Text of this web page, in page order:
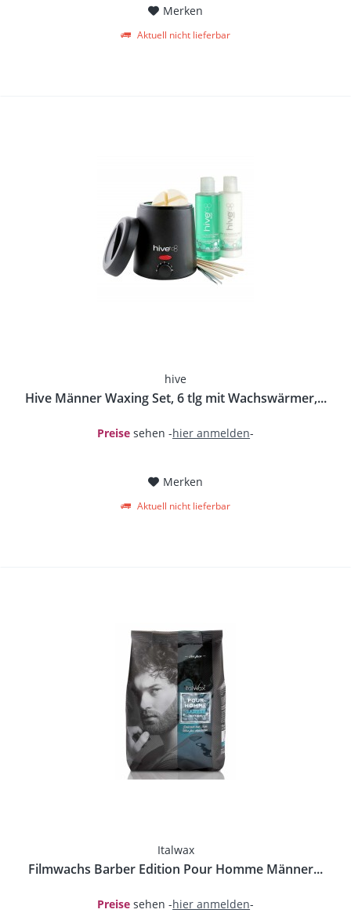
Merken
Aktuell nicht lieferbar
hive
Hive Männer Waxing Set, 6 tlg mit Wachswärmer,...
Preise sehen -hier anmelden-
Merken
Aktuell nicht lieferbar
Italwax
Filmwachs Barber Edition Pour Homme Männer...
Preise sehen -hier anmelden-